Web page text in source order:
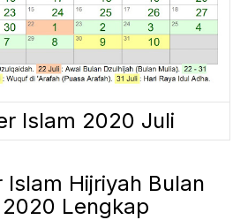
Islam 2020 Juli
Islam Hijriyah Bulan
Lengkap